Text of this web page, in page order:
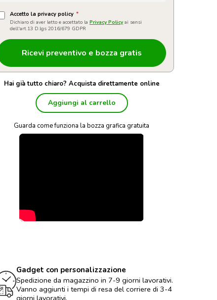
Accetto la privacy policy *
Dichiaro di aver letto e accettato la Privacy Policy ai sensi
dell'art.13 D.lgs 2016/679 GDPR
Hai già tutto chiaro? Acquista direttamente online
Aggiungi al carrello
Guarda come funziona la bozza grafica gratuita
Gadget con personalizzazione
Spedizione da magazzino in 7-9 giorni lavorativi.
Vanno aggiunti i tempi di resa del corriere di 3-4